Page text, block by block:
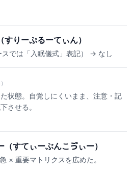
りーぷるーてぃん）
では「入眠儀式」表記） → なし
状態。自覚しにくいまま、注意・記
させる。
すてぃーぶんこゔぃー）
× 重要マトリクスを広めた。